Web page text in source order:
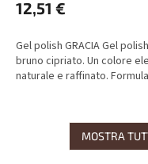
12,51 €
Gel polish GRACIA Gel
bruno cipriato. Un colore
naturale e raffinato.
MOSTRA